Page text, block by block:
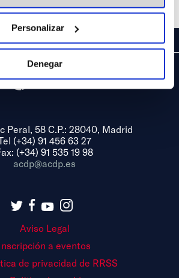
Personalizar
Denegar
Peral, 58 C.P.: 28040, Madrid
(+34) 91 456 63 27
(+34) 91 535 19 98
acdp@acdp.es
Aviso Legal
a eventos
de privacidad de RRSS